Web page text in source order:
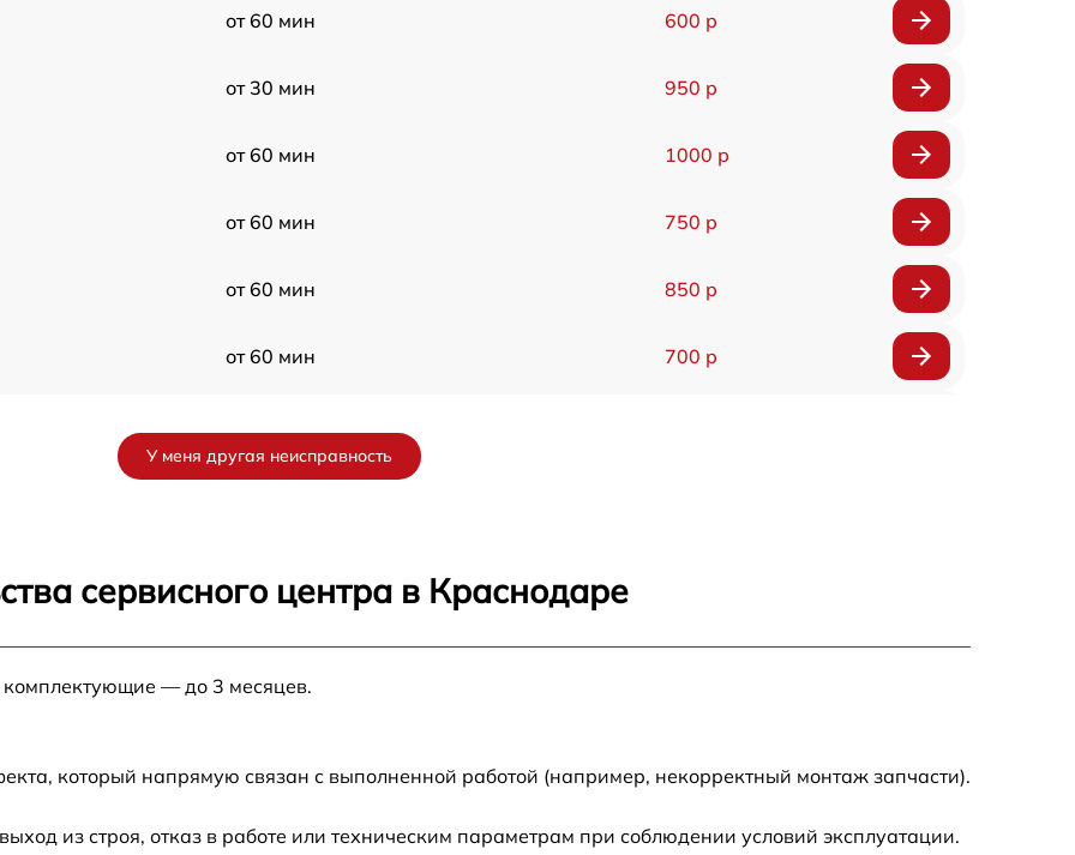
от 60 мин 600 р
от 30 мин 950 р
от 60 мин 1000 р
от 60 мин 750 р
от 60 мин 850 р
от 60 мин 700 р
от 60 мин
от 30 мин 1600 р
У меня другая неисправность
сервисного центра в Краснодаре
комплектующие — до 3 месяцев.
который напрямую связан с выполненной работой (например, некорректный монтаж запчасти).
из строя, отказ в работе или техническим параметрам при соблюдении условий эксплуатации.